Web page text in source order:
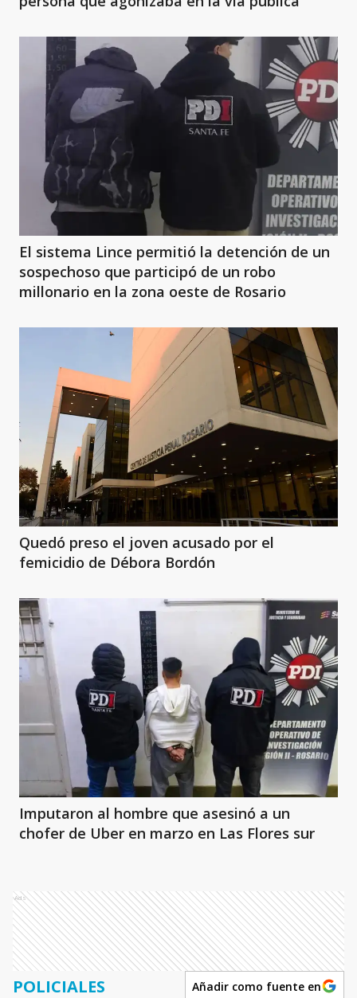
El sistema Lince permitió la detención de un
sospechoso que participó de un robo
millonario en la zona oeste de Rosario
Quedó preso el joven acusado por el
femicidio de Débora Bordón
Imputaron al hombre que asesinó a un
chofer de Uber en marzo en Las Flores sur
Ads
POLICIALES Añadir como fuente en